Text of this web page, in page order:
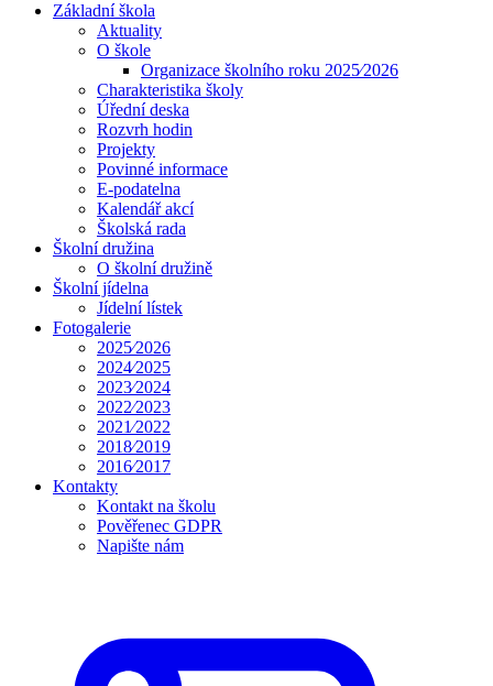
Základní škola
Aktuality
O škole
Organizace školního roku 2025⁄2026
Charakteristika školy
Úřední deska
Rozvrh hodin
Projekty
Povinné informace
E-podatelna
Kalendář akcí
Školská rada
Školní družina
O školní družině
Školní jídelna
Jídelní lístek
Fotogalerie
2025⁄2026
2024⁄2025
2023⁄2024
2022⁄2023
2021⁄2022
2018⁄2019
2016⁄2017
Kontakty
Kontakt na školu
Pověřenec GDPR
Napište nám